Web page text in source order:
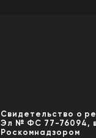
Свидетельство о
Эл № ФС 77-76094,
Роскомнадзором